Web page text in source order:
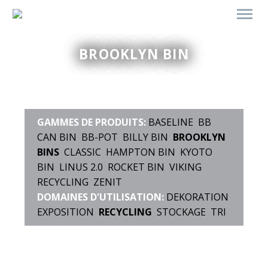
BROOKLYN BIN
GAMMES DE PRODUITS: BASELINE BB
CAN BIN BB-POT BILLY BIN BROOKLYN
BINS CLASSIC HAMPTON BIN KYOTO
BIN LINUS 2.0 ROCKET BIN VIKING
RECYCLING ZENIT
DOMAINES D'UTILISATION: DEKORATION
EXPOSITION RECYCLING STOCKAGE TRI